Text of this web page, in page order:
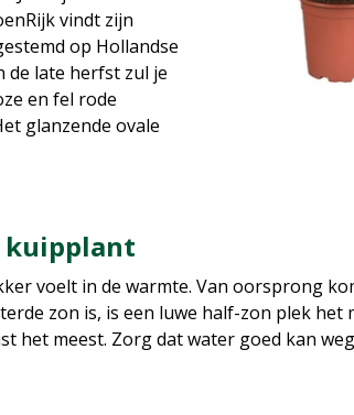
vindt zijn
op Hollandse
de late herfst zul je
en fel rode
glanzende ovale
kuipplant
voelt in de warmte. Van oorsprong
zon is, is een luwe half-zon plek het
het meest. Zorg dat water goed kan